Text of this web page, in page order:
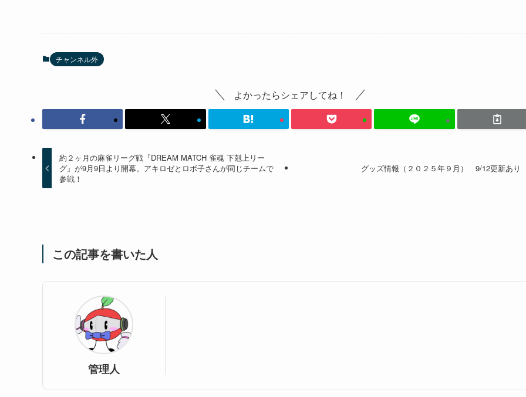
チャンネル外
よかったらシェアしてね！
約２ヶ月の麻雀リーグ戦『DREAM MATCH 雀魂 下剋上リー
グ』が9月9日より開幕。アキロゼとロボ子さんが同じチームで
参戦！
グッズ情報（２０２５年９月） 9/12更新あり
この記事を書いた人
管理人